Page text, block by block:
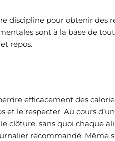
discipline pour obtenir des
sont à la base de
repos.
efficacement des
et le respecter. Au cours
clôture, sans quoi chaque
recommandé. Même